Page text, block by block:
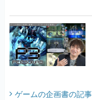
ゲームの企画書の記